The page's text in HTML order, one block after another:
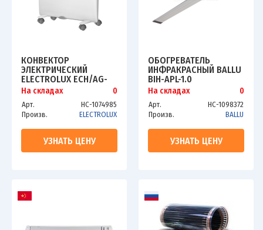
КОНВЕКТОР
ЭЛЕКТРИЧЕСКИЙ
ELECTROLUX ECH/AG-
1000 MFR
На складах 0
Арт.
НС-1074985
Произв.
ELECTROLUX
УЗНАТЬ ЦЕНУ
ОБОГРЕВАТЕЛЬ
ИНФРАКРАСНЫЙ BALLU
BIH-APL-1.0
На складах 0
Арт.
НС-1098372
Произв.
BALLU
УЗНАТЬ ЦЕНУ